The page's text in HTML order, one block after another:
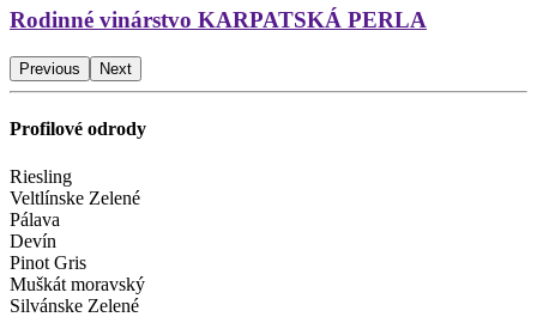
Rodinné vinárstvo KARPATSKÁ PERLA
Previous Next
Profilové odrody
Riesling
Veltlínske Zelené
Pálava
Devín
Pinot Gris
Muškát moravský
Silvánske Zelené